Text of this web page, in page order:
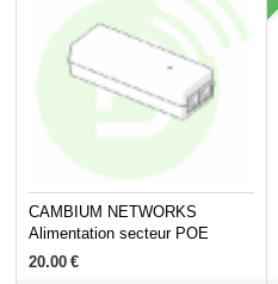
CAMBIUM NETWORKS
Alimentation secteur POE
N000900L001A pour
20.00 €